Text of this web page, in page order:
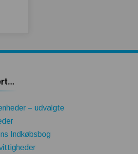
– udvalgte
Indkøbsbog